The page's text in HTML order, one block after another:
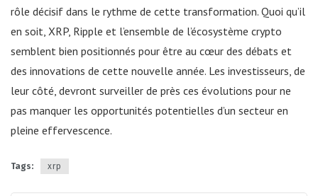
rôle décisif dans le rythme de cette transformation. Quoi qu’il
en soit, XRP, Ripple et l’ensemble de l’écosystème crypto
semblent bien positionnés pour être au cœur des débats et
des innovations de cette nouvelle année. Les investisseurs, de
leur côté, devront surveiller de près ces évolutions pour ne
pas manquer les opportunités potentielles d’un secteur en
pleine effervescence.
Tags: xrp